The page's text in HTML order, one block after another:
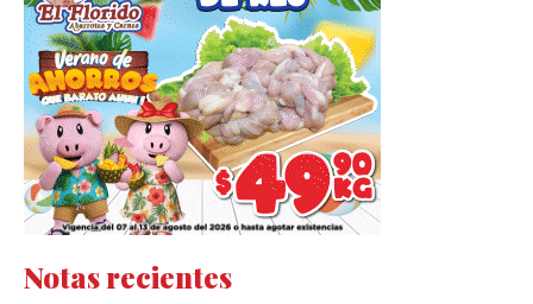
Notas recientes